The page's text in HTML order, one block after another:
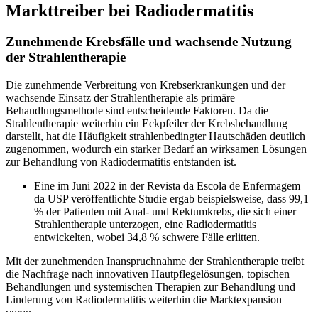
Markttreiber bei Radiodermatitis
Zunehmende Krebsfälle und wachsende Nutzung
der Strahlentherapie
Die zunehmende Verbreitung von Krebserkrankungen und der
wachsende Einsatz der Strahlentherapie als primäre
Behandlungsmethode sind entscheidende Faktoren. Da die
Strahlentherapie weiterhin ein Eckpfeiler der Krebsbehandlung
darstellt, hat die Häufigkeit strahlenbedingter Hautschäden deutlich
zugenommen, wodurch ein starker Bedarf an wirksamen Lösungen
zur Behandlung von Radiodermatitis entstanden ist.
Eine im Juni 2022 in der Revista da Escola de Enfermagem
da USP veröffentlichte Studie ergab beispielsweise, dass 99,1
% der Patienten mit Anal- und Rektumkrebs, die sich einer
Strahlentherapie unterzogen, eine Radiodermatitis
entwickelten, wobei 34,8 % schwere Fälle erlitten.
Mit der zunehmenden Inanspruchnahme der Strahlentherapie treibt
die Nachfrage nach innovativen Hautpflegelösungen, topischen
Behandlungen und systemischen Therapien zur Behandlung und
Linderung von Radiodermatitis weiterhin die Marktexpansion